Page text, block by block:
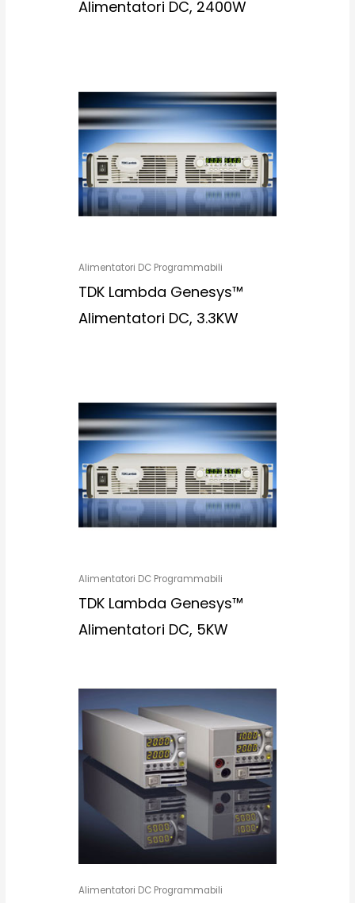
Alimentatori DC, 2400W
Alimentatori DC Programmabili
TDK Lambda Genesys™
Alimentatori DC, 3.3KW
Alimentatori DC Programmabili
TDK Lambda Genesys™
Alimentatori DC, 5KW
Alimentatori DC Programmabili